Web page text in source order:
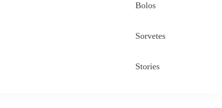
Bolos
Sorvetes
Stories